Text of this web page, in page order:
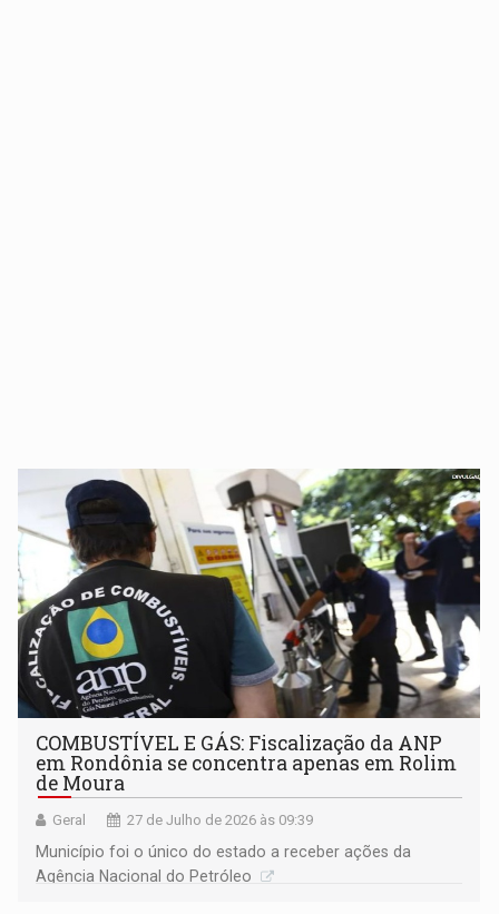
COMBUSTÍVEL E GÁS: Fiscalização da ANP
em Rondônia se concentra apenas em Rolim
de Moura
Geral 27 de Julho de 2026 às 09:39
Município foi o único do estado a receber ações da
Agência Nacional do Petróleo